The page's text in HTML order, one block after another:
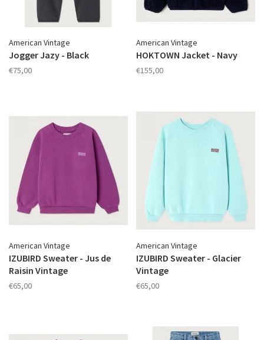
American Vintage
Jogger Jazy - Black
€75,00
American Vintage
HOKTOWN Jacket - Navy
€155,00
American Vintage
IZUBIRD Sweater - Jus de
Raisin Vintage
€65,00
American Vintage
IZUBIRD Sweater - Glacier
Vintage
€65,00